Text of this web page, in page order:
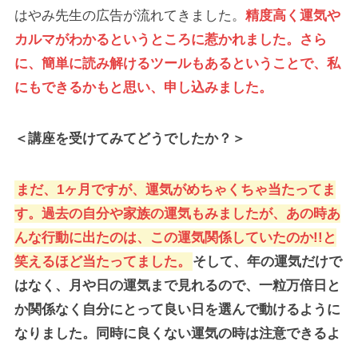
はやみ先生の広告が流れてきました。 精度高く運気や
カルマがわかるというところに惹かれました。さら
に、簡単に読み解けるツールもあるということで、私
にもできるかもと思い、申し込みました。
＜講座を受けてみてどうでしたか？＞
まだ、1ヶ月ですが、運気がめちゃくちゃ当たってま
す。過去の自分や家族の運気もみましたが、あの時あ
んな行動に出たのは、この運気関係していたのか!!と
笑えるほど当たってました。
そして、年の運気だけで
はなく、月や日の運気まで見れるので、一粒万倍日と
か関係なく自分にとって良い日を選んで動けるように
なりました。同時に良くない運気の時は注意できるよ